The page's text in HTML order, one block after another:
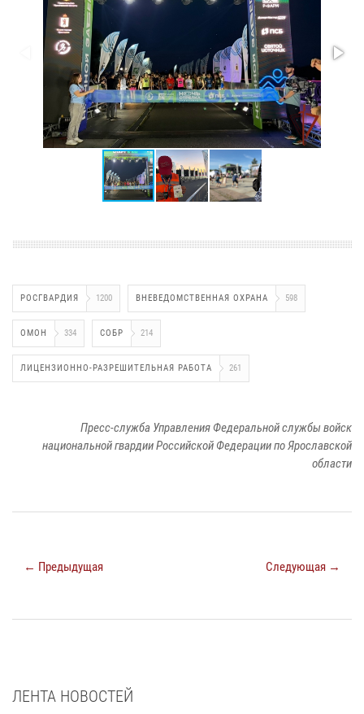
РОСГВАРДИЯ 1200 ВНЕВЕДОМСТВЕННАЯ ОХРАНА 598
ОМОН 334 СОБР 214
ЛИЦЕНЗИОННО-РАЗРЕШИТЕЛЬНАЯ РАБОТА 261
Пресс-служба Управления Федеральной службы войск
национальной гвардии Российской Федерации по Ярославской
области
← Предыдущая Следующая →
ЛЕНТА НОВОСТЕЙ